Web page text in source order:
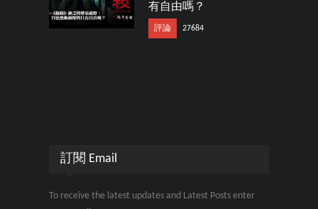
有自由嗎？
評論 27684
訂閱 Email
To receive the latest updates and Latest Posts enter